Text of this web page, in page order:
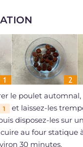
le poulet automnal,
1
et laissez-les
disposez-les sur
au four statique
30 minutes.